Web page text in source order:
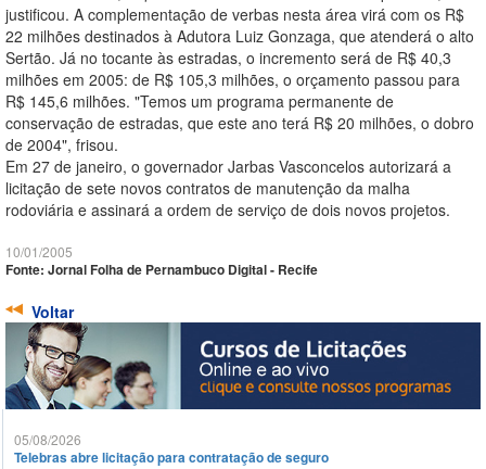
justificou. A complementação de verbas nesta área virá com os R$
22 milhões destinados à Adutora Luiz Gonzaga, que atenderá o alto
Sertão. Já no tocante às estradas, o incremento será de R$ 40,3
milhões em 2005: de R$ 105,3 milhões, o orçamento passou para
R$ 145,6 milhões. "Temos um programa permanente de
conservação de estradas, que este ano terá R$ 20 milhões, o dobro
de 2004", frisou.
Em 27 de janeiro, o governador Jarbas Vasconcelos autorizará a
licitação de sete novos contratos de manutenção da malha
rodoviária e assinará a ordem de serviço de dois novos projetos.
10/01/2005
Fonte: Jornal Folha de Pernambuco Digital - Recife
Voltar
05/08/2026
Telebras abre licitação para contratação de seguro